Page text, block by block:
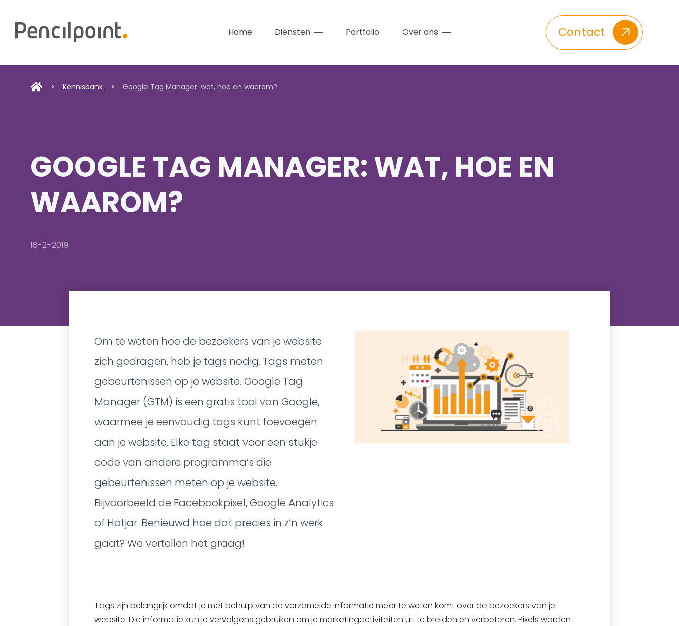
Home Diensten Portfolio Over ons
Home
Portfolio
Contact
Kennisbank Google Tag Manager: wat, hoe en waarom?
GOOGLE TAG MANAGER: WAT, HOE EN
WAAROM?
18-2-2019
Om te weten hoe de bezoekers van je website
zich gedragen, heb je tags nodig. Tags meten
gebeurtenissen op je website. Google Tag
Manager (GTM) is een gratis tool van Google,
waarmee je eenvoudig tags kunt toevoegen
aan je website. Elke tag staat voor een stukje
code van andere programma’s die
gebeurtenissen meten op je website.
Bijvoorbeeld de Facebookpixel, Google Analytics
of Hotjar. Benieuwd hoe dat precies in z’n werk
gaat? We vertellen het graag!
Tags zijn belangrijk omdat je met behulp van de verzamelde informatie meer te weten komt over de bezoekers van je
website. Die informatie kun je vervolgens gebruiken om je marketingactiviteiten uit te breiden en verbeteren. Pixels worden